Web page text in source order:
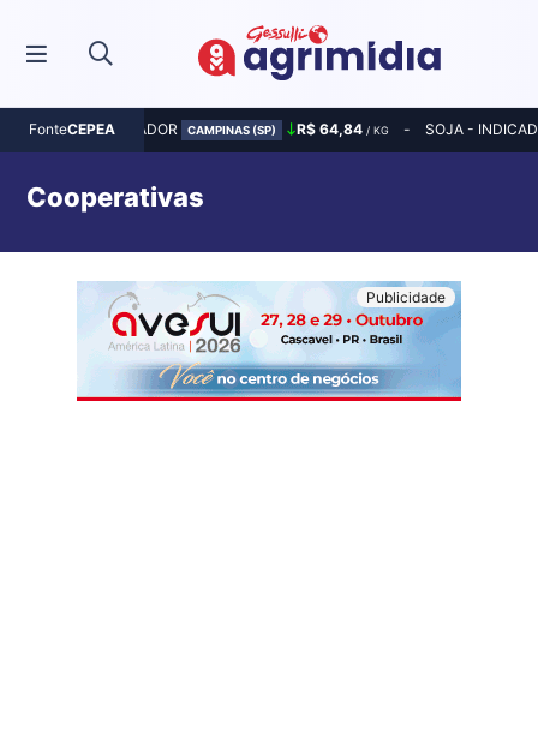
FonteCEPEA
MILHO - INDICADOR CAMPINAS (SP) R$ 64,84 / KG SOJA -
Cooperativas